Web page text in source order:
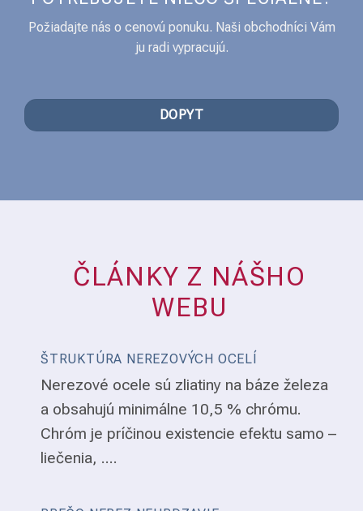
Požiadajte nás o cenovú ponuku. Naši obchodníci Vám
ju radi vypracujú.
DOPYT
ČLÁNKY Z NÁŠHO
WEBU
ŠTRUKTÚRA NEREZOVÝCH OCELÍ
Nerezové ocele sú zliatiny na báze železa
a obsahujú minimálne 10,5 % chrómu.
Chróm je príčinou existencie efektu samo –
liečenia, ....